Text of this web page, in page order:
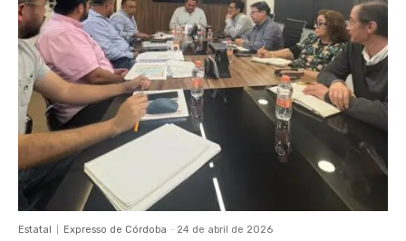
Estatal Expresso de Córdoba - 24 de abril de 2026